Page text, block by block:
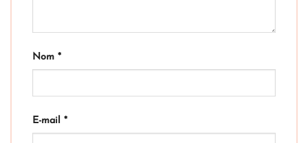
Nom *
E-mail *